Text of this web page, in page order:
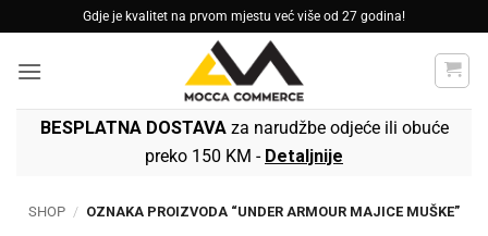
to
content
Gdje je kvalitet na prvom mjestu već više od 27 godina!
BESPLATNA DOSTAVAza narudžbe odjeće ili obuće
preko 150 KM - Detaljnije
SHOP / OZNAKA PROIZVODA “UNDER ARMOUR MAJICE MUŠKE”